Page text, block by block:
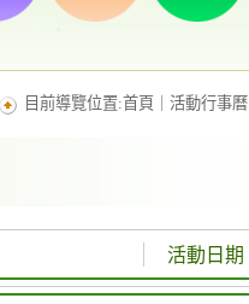
目前導覽位置:首頁 活動行事曆
活動日期